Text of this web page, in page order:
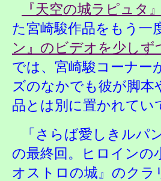
『天空の城ラピュタ
た宮崎駿作品をもう一
ン』のビデオを少し
では、宮崎駿コーナー
ズのなかでも彼が脚本
品とは別に置かれてい
「さらば愛しきルパ
の最終回。ヒロインの
オストロの城』のクラ